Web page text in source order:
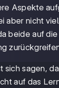
Aspekte
aber nicht viel
beide auf die
sich sagen,
auf das